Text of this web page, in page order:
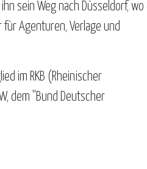
sein Weg nach Düsseldorf, wo
Agenturen, Verlage und
im RKB (Rheinischer
dem "Bund Deutscher